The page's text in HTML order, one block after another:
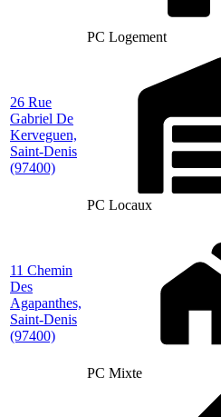
PC Logement
26 Rue
Gabriel De
Kerveguen,
Saint-Denis
(97400)
PC Locaux
11 Chemin
Des
Agapanthes,
Saint-Denis
(97400)
PC Mixte